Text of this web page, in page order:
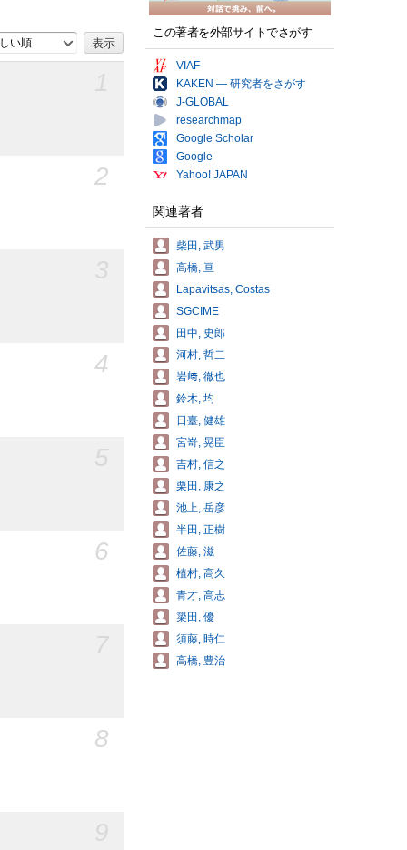
い順
2
4
6
8
この著者を外部サイトでさがす
VIAF
KAKEN — 研究者をさがす
J-GLOBAL
researchmap
Google Scholar
Google
Yahoo! JAPAN
関連著者
柴田, 武男
高橋, 亘
Lapavitsas, Costas
SGCIME
田中, 史郎
河村, 哲二
岩﨑, 徹也
鈴木, 均
日臺, 健雄
宮嵜, 晃臣
吉村, 信之
栗田, 康之
池上, 岳彦
半田, 正樹
佐藤, 滋
植村, 高久
青才, 高志
簗田, 優
須藤, 時仁
高橋, 豊治